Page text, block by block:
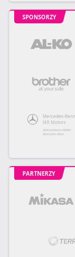
SPONSORZY
PARTNERZY